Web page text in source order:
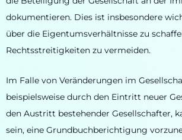
dokumentieren. Dies ist insbesondere
über die Eigentumsverhältnisse zu
Rechtsstreitigkeiten zu vermeiden.
Im Falle von Veränderungen im
beispielsweise durch den Eintritt neuer
den Austritt bestehender Gesellschafter,
sein, eine Grundbuchberichtigung